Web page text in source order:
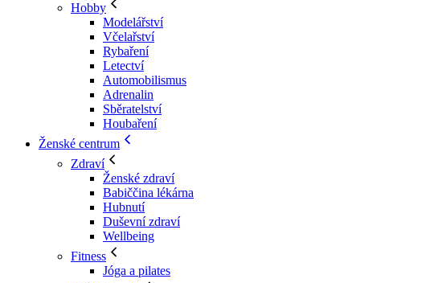
Hobby
Modelářství
Včelařství
Rybaření
Letectví
Automobilismus
Adrenalin
Sběratelství
Houbaření
Ženské centrum
Zdraví
Ženské zdraví
Babiččina lékárna
Hubnutí
Duševní zdraví
Wellbeing
Fitness
Jóga a pilates